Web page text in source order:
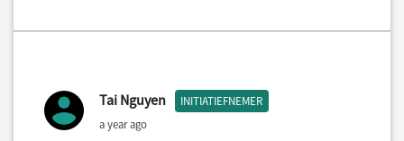
Tai Nguyen INITIATIEFNEMER
a year ago